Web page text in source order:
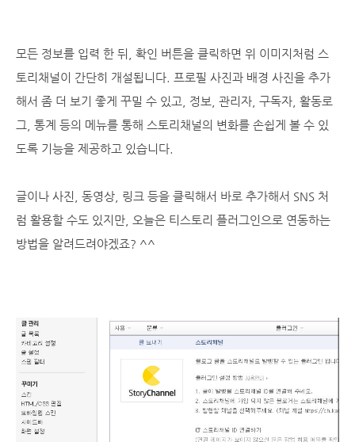
모든 정보를 입력 한 뒤, 확인 버튼을 클릭하면 위 이미지처럼 스
토리채널이 간단히 개설됩니다. 프로필 사진과 배경 사진을 추가
해서 좀 더 보기 좋게 꾸밀 수 있고, 정보, 관리자, 구독자, 활동로
그, 통계 등의 메뉴를 통해 스토리채널의 변화를 손쉽게 볼 수 있
도록 기능을 제공하고 있습니다.
글이나 사진, 동영상, 링크 등을 클릭해서 바로 추가해서 SNS 처
럼 활용할 수도 있지만, 오늘은 티스토리 플러그인으로 연동하는
방법을 알려드려야겠죠? ^^